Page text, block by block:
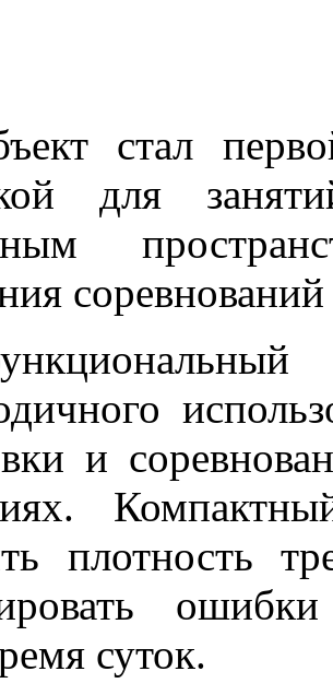
стал
для
и
плотность
суток.